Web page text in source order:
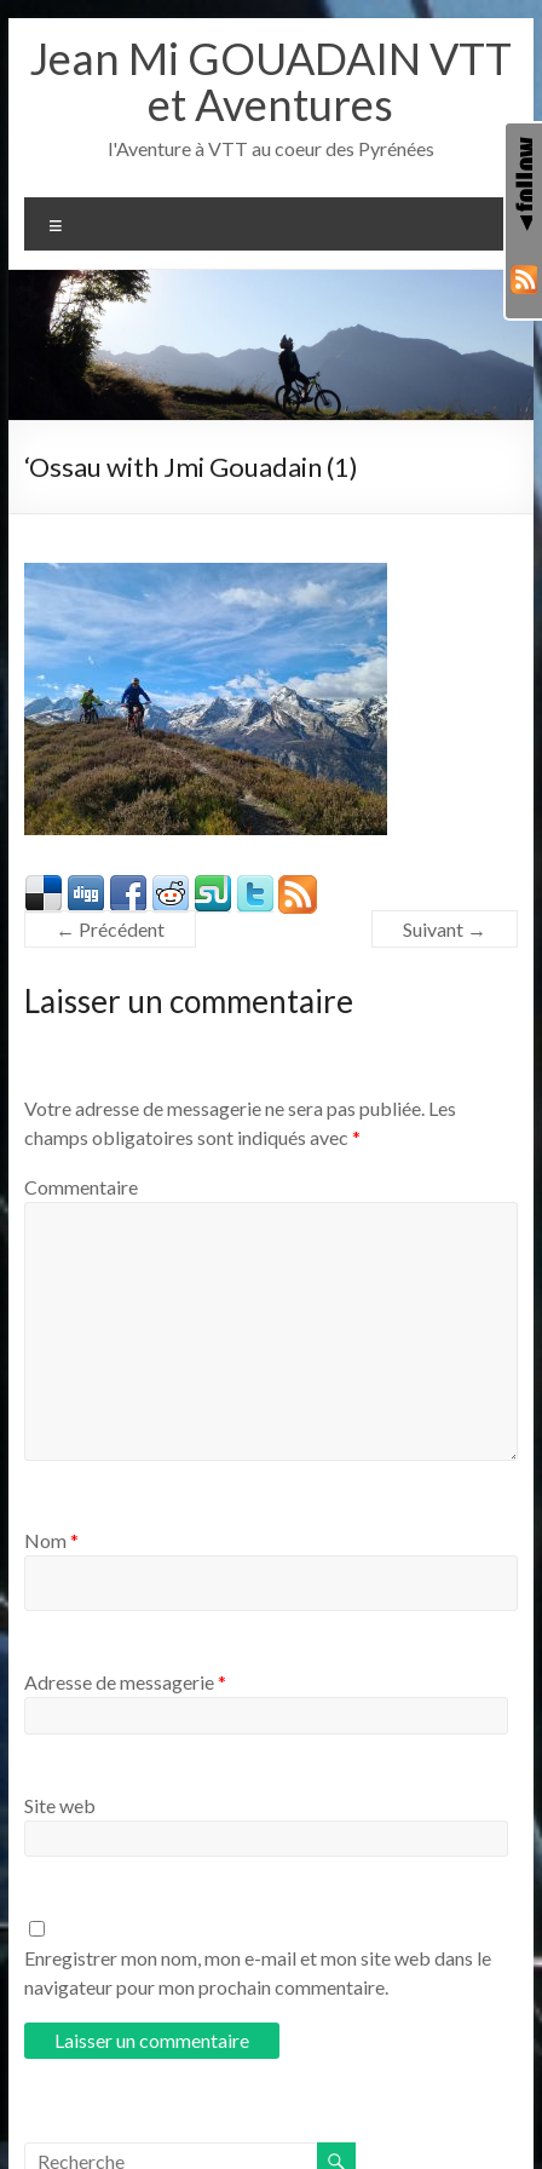
contenu
Jean Mi GOUADAIN VTT
et Aventures
l'Aventure à VTT au coeur des Pyrénées
‘Ossau with Jmi Gouadain (1)
← Précédent Suivant →
Laisser un commentaire
Votre adresse de messagerie ne sera pas publiée. Les
champs obligatoires sont indiqués avec *
Commentaire
Nom *
Adresse de messagerie*
Site web
Enregistrer mon nom, mon e-mail et mon site web dans le
navigateur pour mon prochain commentaire.